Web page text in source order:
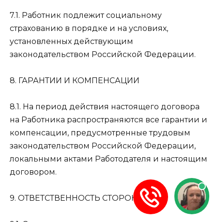
7.1. Работник подлежит социальному
страхованию в порядке и на условиях,
установленных действующим
законодательством Российской Федерации.
8. ГАРАНТИИ И КОМПЕНСАЦИИ
8.1. На период действия настоящего договора
на Работника распространяются все гарантии и
компенсации, предусмотренные трудовым
законодательством Российской Федерации,
локальными актами Работодателя и настоящим
договором.
9. ОТВЕТСТВЕННОСТЬ СТОРОН